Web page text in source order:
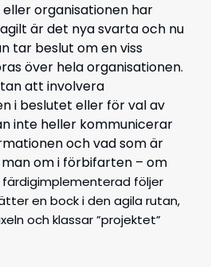
organisationen har
är det nya svarta och nu
tar beslut om en viss
över hela organisationen.
att involvera
i beslutet eller för val av
inte heller kommunicerar
och vad som är
om i förbifarten – om
färdigimplementerad följer
en bock i den agila rutan,
och klassar ”projektet”